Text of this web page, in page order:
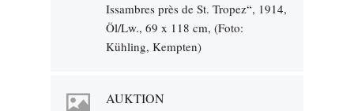
Issambres près de St. Tropez“, 1914,
Öl/Lw., 69 x 118 cm, (Foto:
Kühling, Kempten)
AUKTION